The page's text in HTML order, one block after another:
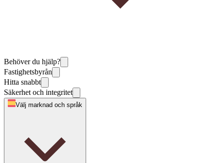
Behöver du hjälp?
Fastighetsbyrån
Hitta snabbt
Säkerhet och integritet
Välj marknad och språk